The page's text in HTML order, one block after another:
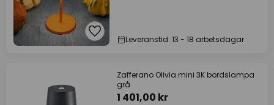
Leveranstid: 13 - 18 arbetsdagar
Zafferano Olivia mini 3K bordslampa
grå
1 401,00 kr